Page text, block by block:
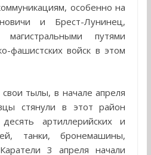
особенно на
и Брест-Лунинец,
путями
фашистских войск в этом
тылы, в начале апреля
стянули в этот район
артиллерийских и
танки, бронемашины,
3 апреля начали